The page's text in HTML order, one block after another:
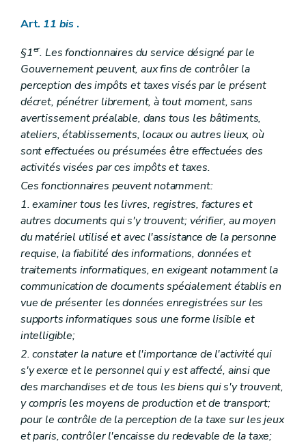
Art. 11 bis .
§1er. Les fonctionnaires du service désigné par le
Gouvernement peuvent, aux fins de contrôler la
perception des impôts et taxes visés par le présent
décret, pénétrer librement, à tout moment, sans
avertissement préalable, dans tous les bâtiments,
ateliers, établissements, locaux ou autres lieux, où
sont effectuées ou présumées être effectuées des
activités visées par ces impôts et taxes.
Ces fonctionnaires peuvent notamment:
1. examiner tous les livres, registres, factures et
autres documents qui s'y trouvent; vérifier, au moyen
du matériel utilisé et avec l'assistance de la personne
requise, la fiabilité des informations, données et
traitements informatiques, en exigeant notamment la
communication de documents spécialement établis en
vue de présenter les données enregistrées sur les
supports informatiques sous une forme lisible et
intelligible;
2. constater la nature et l'importance de l'activité qui
s'y exerce et le personnel qui y est affecté, ainsi que
des marchandises et de tous les biens qui s'y trouvent,
y compris les moyens de production et de transport;
pour le contrôle de la perception de la taxe sur les jeux
et paris, contrôler l'encaisse du redevable de la taxe;